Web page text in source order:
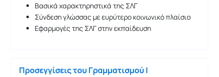
Βασικά χαρακτηρηστικά της ΣΛΓ
Σύνδεση γλώσσας με ευρύτερο κοινωνικό πλαίσιο
Εφαρμογές της ΣΛΓ στην εκπαίδευση
Προσεγγίσεις του Γραμματισμού Ι